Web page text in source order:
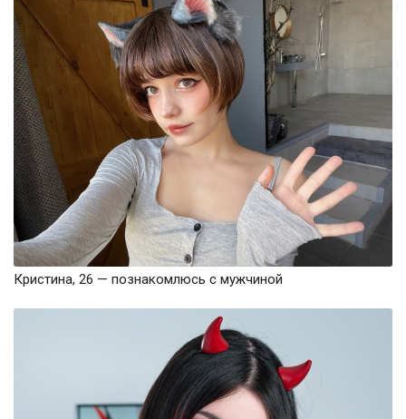
Кристина, 26 — познакомлюсь с мужчиной